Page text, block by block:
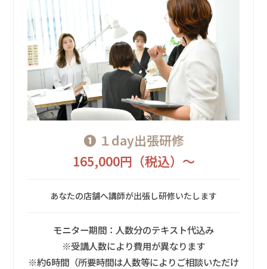
➊ １day出張研修
165,000円（税込）〜
あなたの店舗へ講師が出張し研修いたします
モニター期間：人数分のテキスト代込み
※受講人数により費用が異なります
※約6時間（所要時間は人数等によりご相談いただけ